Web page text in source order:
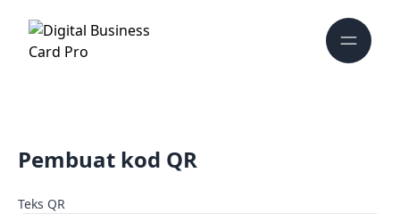
Pembuat kod QR
Teks QR